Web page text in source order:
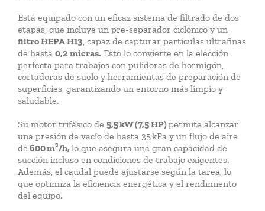
Está equipado con un eficaz sistema de filtrado de dos
etapas, que incluye un pre-separador ciclónico y un
filtro HEPA H13 , capaz de capturar partículas ultrafinas
de hasta 0,2 micras. Esto lo convierte en la elección
perfecta para trabajos con pulidoras de hormigón,
cortadoras de suelo y herramientas de preparación de
superficies, garantizando un entorno más limpio y
saludable.
Su motor trifásico de 5,5 kW (7,5 HP)permite alcanzar
una presión de vacío de hasta 35 kPa y un flujo de aire
de 600 m³/h, lo que asegura una gran capacidad de
succión incluso en condiciones de trabajo exigentes.
Además, el caudal puede ajustarse según la tarea, lo
que optimiza la eficiencia energética y el rendimiento
del equipo.